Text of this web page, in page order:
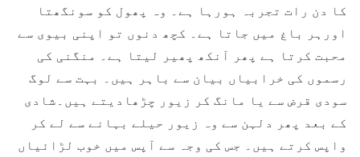
کا دن رات تجربہ ہورہا ہے۔ وہ پھول کو سونگھتا
اورہر باغ میں جاتا ہے۔ کچھ دنوں تو اپنی بیوی سے
محبت کرتا ہے پھر آنکھ پھیر لیتا ہے۔ منگنی کی
رسموں کی خرابیاں بیان سے باہر ہیں۔ بہت سے لوگ
سودی قرض سے یا مانگ کر زیور چڑھادیتے ہیں۔شادی
کے بعد پھر دلہن سے وہ زیور حیلے بہانے سے لے کر
واپس کرتے ہیں۔ جس کی وجہ سے آپس میں خوب لڑائیاں